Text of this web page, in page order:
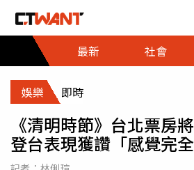
最新
社會
娛樂 即時
《清明時節》台北票房
登台表現獲讚「感覺完全